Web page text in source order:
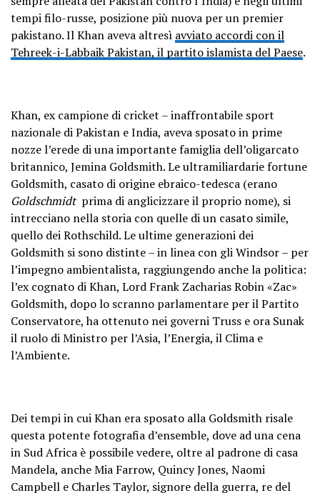
tempi filo-russe, posizione più nuova per un premier
pakistano. Il Khan aveva altresì avviato accordi con il
Tehreek-i-Labbaik Pakistan, il partito islamista del Paese.
Khan, ex campione di cricket – inaffrontabile sport
nazionale di Pakistan e India, aveva sposato in prime
nozze l’erede di una importante famiglia dell’oligarcato
britannico, Jemina Goldsmith. Le ultramiliardarie fortune
Goldsmith, casato di origine ebraico-tedesca (erano
Goldschmidt prima di anglicizzare il proprio nome), si
intrecciano nella storia con quelle di un casato simile,
quello dei Rothschild. Le ultime generazioni dei
Goldsmith si sono distinte – in linea con gli Windsor – per
l’impegno ambientalista, raggiungendo anche la politica:
l’ex cognato di Khan, Lord Frank Zacharias Robin «Zac»
Goldsmith, dopo lo scranno parlamentare per il Partito
Conservatore, ha ottenuto nei governi Truss e ora Sunak
il ruolo di Ministro per l’Asia, l’Energia, il Clima e
l’Ambiente.
Dei tempi in cui Khan era sposato alla Goldsmith risale
questa potente fotografia d’ensemble, dove ad una cena
in Sud Africa è possibile vedere, oltre al padrone di casa
Mandela, anche Mia Farrow, Quincy Jones, Naomi
Campbell e Charles Taylor, signore della guerra, re del